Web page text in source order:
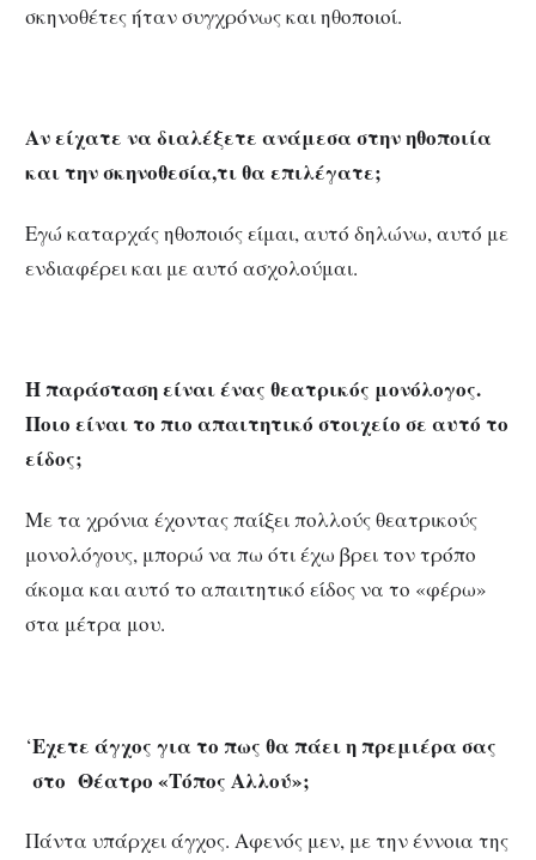
σκηνοθέτες ήταν συγχρόνως και ηθοποιοί.
Αν είχατε να διαλέξετε ανάμεσα στην ηθοποιία
και την σκηνοθεσία,τι θα επιλέγατε;
Εγώ καταρχάς ηθοποιός είμαι, αυτό δηλώνω, αυτό με
ενδιαφέρει και με αυτό ασχολούμαι.
Η παράσταση είναι ένας θεατρικός μονόλογος.
Ποιο είναι το πιο απαιτητικό στοιχείο σε αυτό το
είδος;
Με τα χρόνια έχοντας παίξει πολλούς θεατρικούς
μονολόγους, μπορώ να πω ότι έχω βρει τον τρόπο
άκομα και αυτό το απαιτητικό είδος να το «φέρω»
στα μέτρα μου.
‘Εχετε άγχος για το πως θα πάει η πρεμιέρα σας
στο Θέατρο «Τόπος Αλλού»;
Πάντα υπάρχει άγχος. Αφενός μεν, με την έννοια της